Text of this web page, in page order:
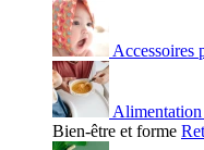
Accessoires
Alimentation
Bien-être et forme